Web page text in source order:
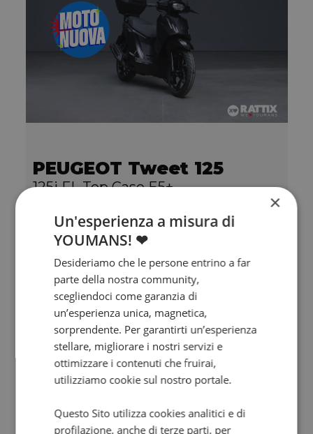
PEUGEOT Tweet 125
125i FL Top Case E5+
2.549
×
Un'esperienza a misura di
YOUMANS! ❤
Desideriamo che le persone entrino a far
parte della nostra community,
scegliendoci come garanzia di
un’esperienza unica, magnetica,
sorprendente. Per garantirti un’esperienza
stellare, migliorare i nostri servizi e
ottimizzare i contenuti che fruirai,
utilizziamo cookie sul nostro portale.
Questo Sito utilizza cookies analitici e di
profilazione, anche di terze parti, per